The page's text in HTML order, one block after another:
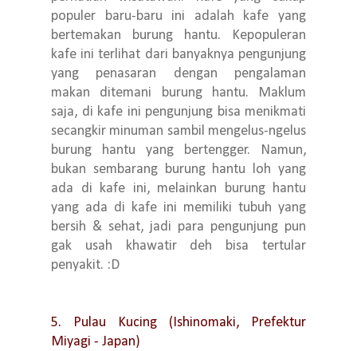
populer baru-baru ini adalah kafe yang
bertemakan burung hantu. Kepopuleran
kafe ini terlihat dari banyaknya pengunjung
yang penasaran dengan pengalaman
makan ditemani burung hantu. Maklum
saja, di kafe ini pengunjung bisa menikmati
secangkir minuman sambil mengelus-ngelus
burung hantu yang bertengger. Namun,
bukan sembarang burung hantu loh yang
ada di kafe ini, melainkan burung hantu
yang ada di kafe ini memiliki tubuh yang
bersih & sehat, jadi para pengunjung pun
gak usah khawatir deh bisa tertular
penyakit. :D
5. Pulau Kucing (Ishinomaki, Prefektur
Miyagi - Japan)